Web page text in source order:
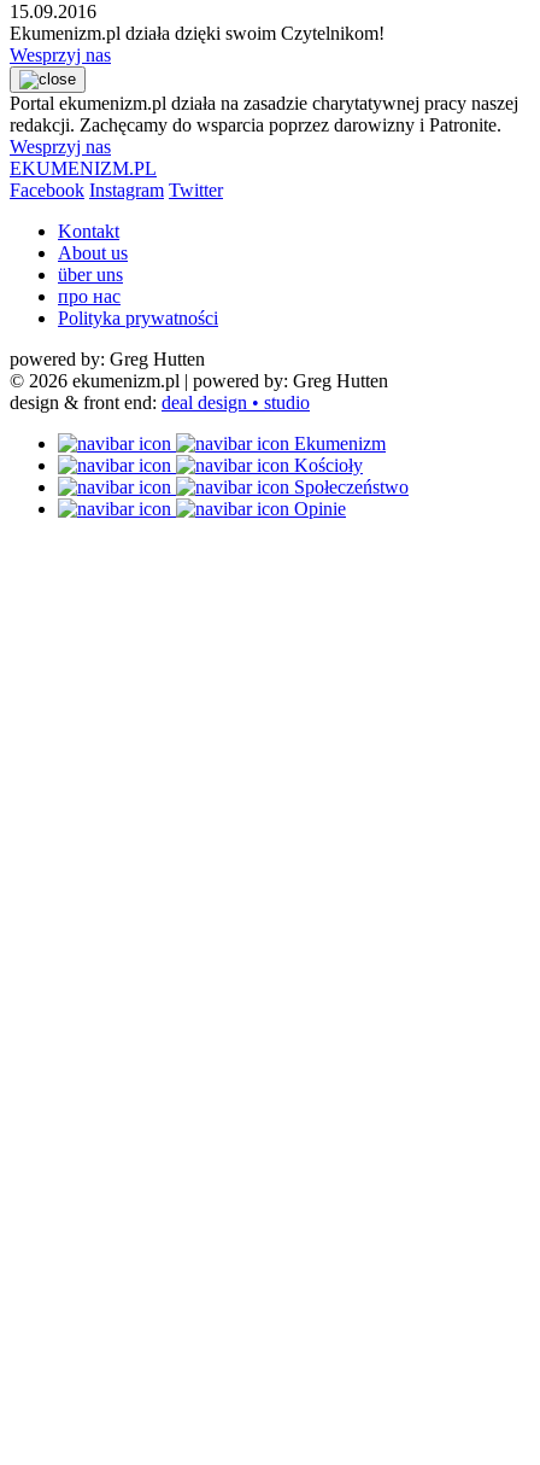
15.09.2016
Ekumenizm.pl działa dzięki swoim Czytelnikom!
Wesprzyj nas
Portal ekumenizm.pl działa na zasadzie charytatywnej pracy naszej
redakcji. Zachęcamy do wsparcia poprzez darowizny i Patronite.
Wesprzyj nas
EKUMENIZM.PL
Facebook Instagram Twitter
Kontakt
About us
über uns
про нас
Polityka prywatności
powered by: Greg Hutten
© 2026 ekumenizm.pl | powered by: Greg Hutten
design & front end: deal design • studio
Ekumenizm
Kościoły
Społeczeństwo
Opinie